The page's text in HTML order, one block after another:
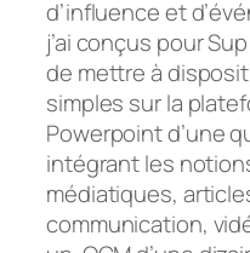
d’influence et
j’ai conçus pour
de mettre à
simples sur la
Powerpoint d’une
intégrant les
médiatiques,
communication,